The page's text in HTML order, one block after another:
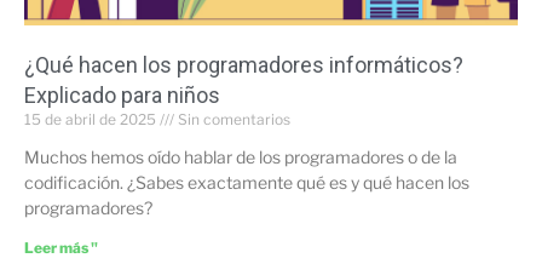
¿Qué hacen los programadores informáticos?
Explicado para niños
15 de abril de 2025 Sin comentarios
Muchos hemos oído hablar de los programadores o de la
codificación. ¿Sabes exactamente qué es y qué hacen los
programadores?
Leer más "